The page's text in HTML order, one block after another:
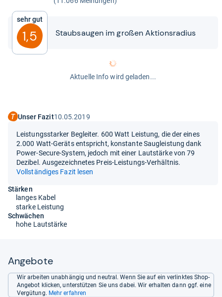
Sehr gut
1,5 Staub­sau­gen im großen Akti­ons­ra­dius
Aktuelle Info wird geladen...
Unser Fazit10.05.2019
Leistungsstarker Begleiter. 600 Watt Leistung, die der eines
2.000 Watt-Geräts entspricht, konstante Saugleistung dank
Power-Secure-System, jedoch mit einer Lautstärke von 79
Dezibel. Ausgezeichnetes Preis-Leistungs-Verhältnis.
Vollständiges Fazit lesen
Stärken
langes Kabel
starke Leistung
Schwächen
hohe Lautstärke
Angebote
Wir arbeiten unabhängig und neutral. Wenn Sie auf ein verlinktes Shop-
Angebot klicken, unterstützen Sie uns dabei. Wir erhalten dann ggf. eine
Vergütung. Mehr erfahren